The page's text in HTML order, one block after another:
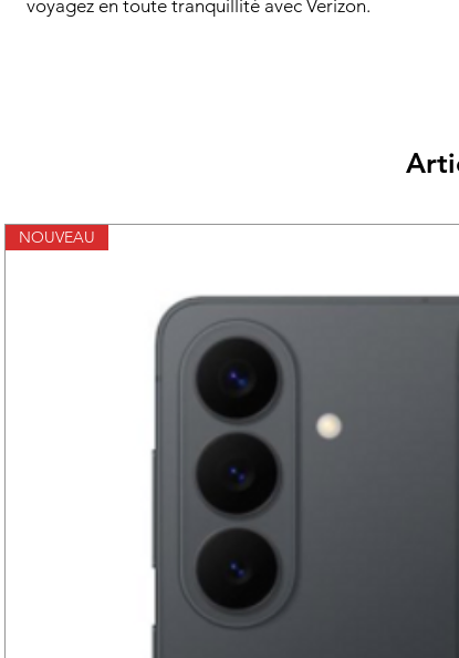
voyagez en toute tranquillité avec Verizon.
NOUVEAU